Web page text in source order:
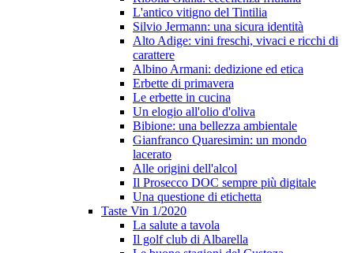
L'antico vitigno del Tintilia
Silvio Jermann: una sicura identità
Alto Adige: vini freschi, vivaci e ricchi di
carattere
Albino Armani: dedizione ed etica
Erbette di primavera
Le erbette in cucina
Un elogio all'olio d'oliva
Bibione: una bellezza ambientale
Gianfranco Quaresimin: un mondo
lacerato
Alle origini dell'alcol
Il Prosecco DOC sempre più digitale
Una questione di etichetta
Taste Vin 1/2020
La salute a tavola
Il golf club di Albarella